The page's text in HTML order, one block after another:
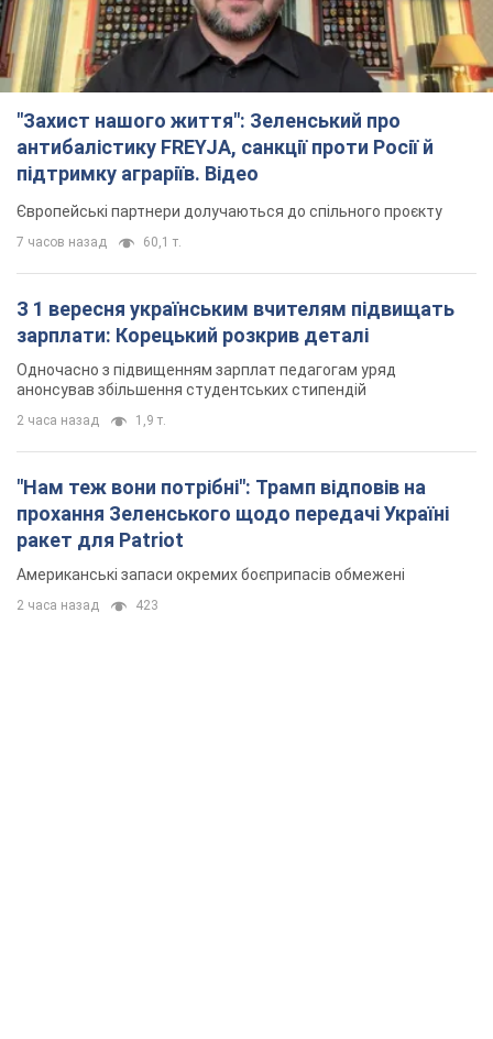
"Захист нашого життя": Зеленський про
антибалістику FREYJA, санкції проти Росії й
підтримку аграріїв. Відео
Європейські партнери долучаються до спільного проєкту
7 часов назад 60,1 т.
З 1 вересня українським вчителям підвищать
зарплати: Корецький розкрив деталі
Одночасно з підвищенням зарплат педагогам уряд
анонсував збільшення студентських стипендій
2 часа назад 1,9 т.
"Нам теж вони потрібні": Трамп відповів на
прохання Зеленського щодо передачі Україні
ракет для Patriot
Американські запаси окремих боєприпасів обмежені
2 часа назад 423